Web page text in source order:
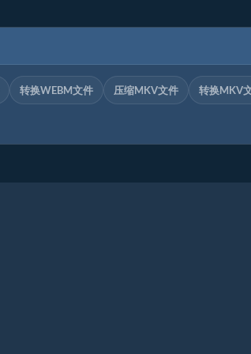
转换WEBM文件 压缩MKV文件 转换MKV